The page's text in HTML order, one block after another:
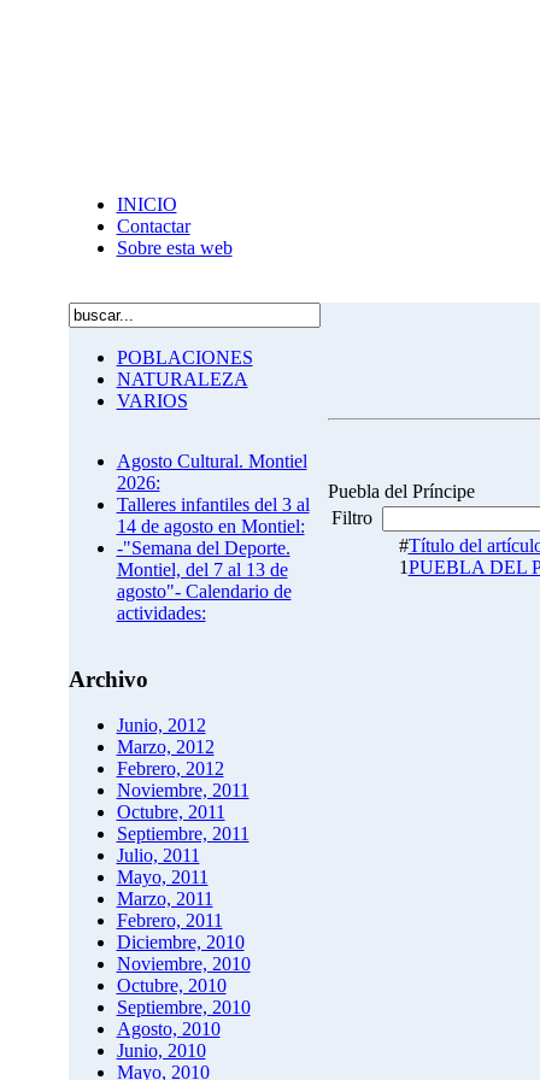
INICIO
Contactar
Sobre esta web
POBLACIONES
NATURALEZA
VARIOS
Agosto Cultural. Montiel
2026:
Talleres infantiles del 3 al
14 de agosto en Montiel:
-"Semana del Deporte.
Montiel, del 7 al 13 de
agosto"- Calendario de
actividades:
Archivo
Junio, 2012
Marzo, 2012
Febrero, 2012
Noviembre, 2011
Octubre, 2011
Septiembre, 2011
Julio, 2011
Mayo, 2011
Marzo, 2011
Febrero, 2011
Diciembre, 2010
Noviembre, 2010
Octubre, 2010
Septiembre, 2010
Agosto, 2010
Junio, 2010
Mayo, 2010
Puebla del Príncipe
Filtro
#Título del
1PUEBLA DEL